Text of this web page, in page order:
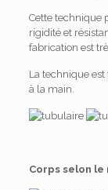
Cette technique
rigidité et
fabrication est
La technique
à la main.
Corps selon le